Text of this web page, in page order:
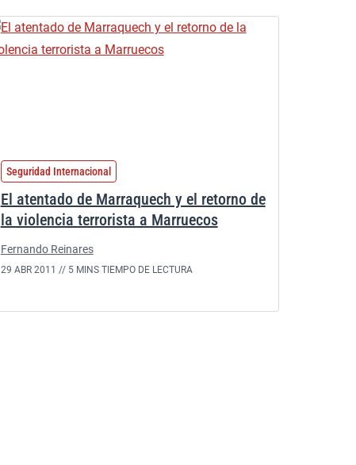
Seguridad Internacional
El atentado de Marraquech y el retorno de
la violencia terrorista a Marruecos
Fernando Reinares
29 ABR 2011 // 5 MINS TIEMPO DE LECTURA